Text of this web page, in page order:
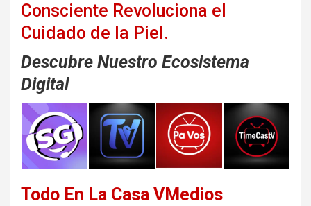
Consciente Revoluciona el
Cuidado de la Piel.
Descubre Nuestro Ecosistema
Digital
Todo En La Casa VMedios